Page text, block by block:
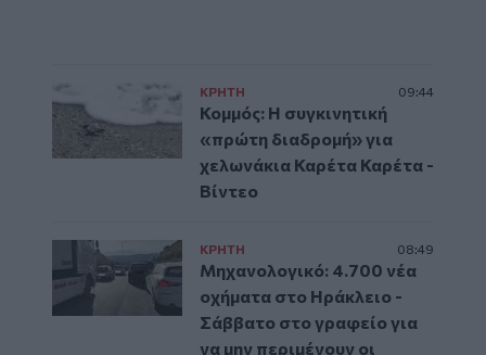
ΚΡΗΤΗ 09:44
Κομμός: Η συγκινητική
«πρώτη διαδρομή» για
χελωνάκια Καρέτα Καρέτα -
Βίντεο
ΚΡΗΤΗ 08:49
Μηχανολογικό: 4.700 νέα
οχήματα στο Ηράκλειο -
Σάββατο στο γραφείο για
να μην περιμένουν οι